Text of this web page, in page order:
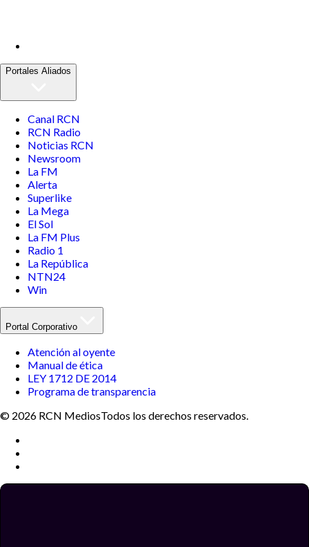
Portales Aliados
Canal RCN
RCN Radio
Noticias RCN
Newsroom
La FM
Alerta
Superlike
La Mega
El Sol
La FM Plus
Radio 1
La República
NTN24
Win
Portal Corporativo
Atención al oyente
Manual de ética
LEY 1712 DE 2014
Programa de transparencia
© 2026 RCN MediosTodos los derechos reservados.